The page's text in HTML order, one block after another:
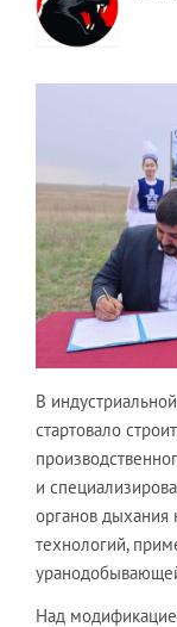
В
стартовало
и
органов дыхания
технологий,
Над